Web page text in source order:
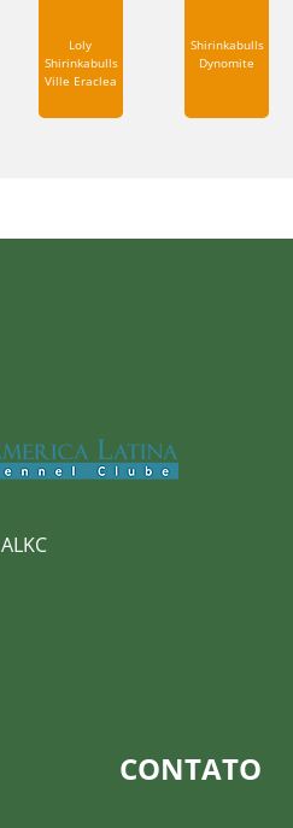
Loly
Shirinkabulls
Ville Eraclea
Shirinkabulls
Dynomite
ALKC
CONTATO